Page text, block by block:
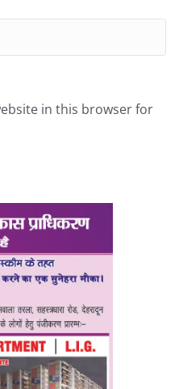
in this browser for